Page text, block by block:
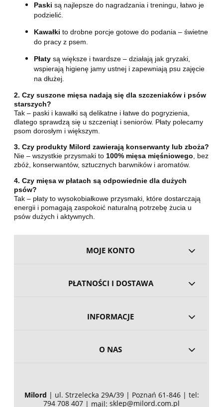
Paski są najlepsze do nagradzania i treningu, łatwo je
podzielić.
Kawałki to drobne porcje gotowe do podania – świetne
do pracy z psem.
Płaty są większe i twardsze – działają jak gryzaki,
wspierają higienę jamy ustnej i zapewniają psu zajęcie
na dłużej.
2. Czy suszone mięsa nadają się dla szczeniaków i psów
starszych?
Tak – paski i kawałki są delikatne i łatwe do pogryzienia,
dlatego sprawdzą się u szczeniąt i seniorów. Płaty polecamy
psom dorosłym i większym.
3. Czy produkty Milord zawierają konserwanty lub zboża?
Nie – wszystkie przysmaki to 100% mięsa mięśniowego , bez
zbóż, konserwantów, sztucznych barwników i aromatów.
4. Czy mięsa w płatach są odpowiednie dla dużych
psów?
Tak – płaty to wysokobiałkowe przysmaki, które dostarczają
energii i pomagają zaspokoić naturalną potrzebę żucia u
psów dużych i aktywnych.
MOJE KONTO
PŁATNOŚCI I DOSTAWA
INFORMACJE
O NAS
Milord | ul. Strzelecka 29A/39 | Poznań 61-846 | tel:
794 708 407 | mail: sklep@milord.com.pl